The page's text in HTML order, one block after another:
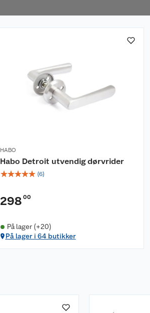
HABO
Habo Detroit utvendig dørvrider
☆☆☆☆☆ (6)
298 00
På lager (+20)
På lager i 64 butikker